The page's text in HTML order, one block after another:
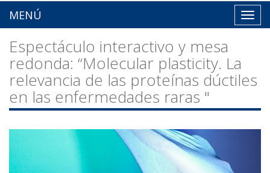
MENÚ
Espectáculo interactivo y mesa
redonda: “Molecular plasticity. La
relevancia de las proteínas dúctiles
en las enfermedades raras "